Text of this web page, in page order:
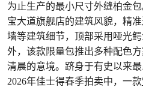
为止生产的最小尺寸外缝柏金
宝大道旗舰店的建筑风貌，精
墙等建筑细节，顶部采用哑光
外，该款限量包推出多种配色
清晨的意境。跻身于有史以来最
2026年佳士得春季拍卖中，一款